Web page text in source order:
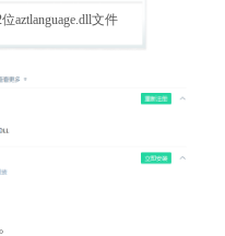
aztlanguage.dll文件